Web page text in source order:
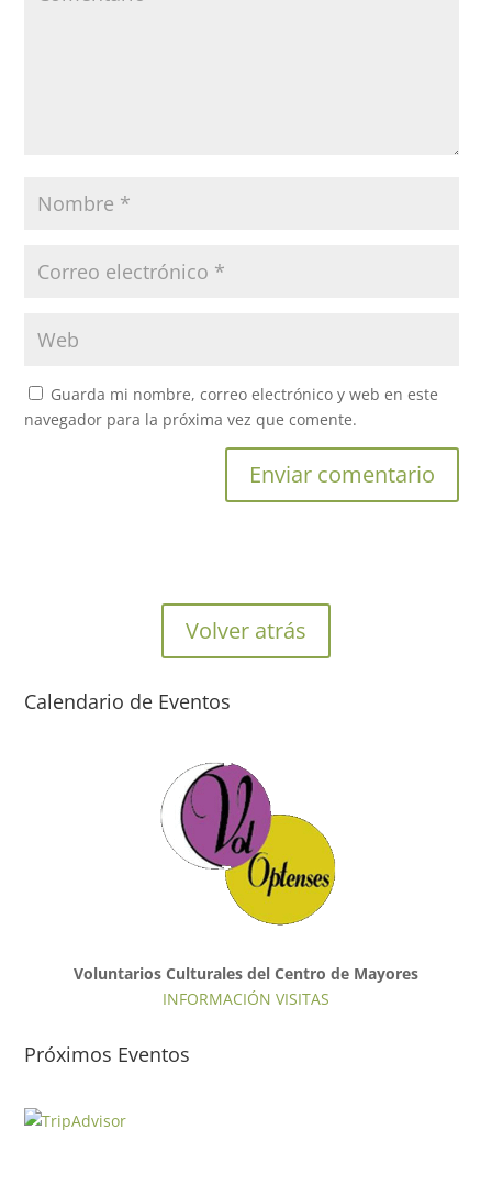
Guarda mi nombre, correo electrónico y web en este
navegador para la próxima vez que comente.
Volver atrás
Calendario de Eventos
Voluntarios Culturales del Centro de Mayores
INFORMACIÓN VISITAS
Próximos Eventos